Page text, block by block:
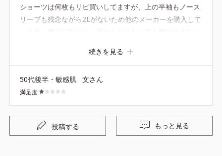
ショーツは何枚もリピ買いしてますが、上の半袖もノース
リーブも残念ながら2Lがないため他のメーカーを購入して
います。更に首周りは、前かがみになっても胸が見えない
続きを見る
50代後半・敏感肌 文さん
満足度
投稿する もっと見る